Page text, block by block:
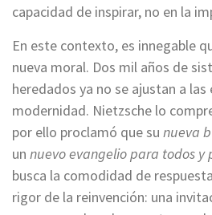
capacidad de inspirar, no en la
En este contexto, es innegable
nueva moral. Dos mil años de
heredados ya no se ajustan a las
modernidad. Nietzsche lo
por ello proclamó que su nueva
un nuevo evangelio para todos y
busca la comodidad de
rigor de la reinvención: una